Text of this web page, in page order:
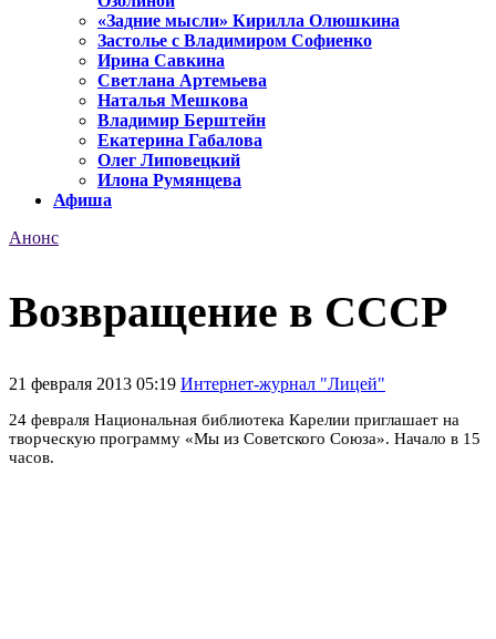
«Задние мысли» Кирилла Олюшкина
Застолье с Владимиром Софиенко
Ирина Савкина
Светлана Артемьева
Наталья Мешкова
Владимир Берштейн
Екатерина Габалова
Олег Липовецкий
Илона Румянцева
Афиша
Анонс
Возвращение в СССР
21 февраля 2013 05:19 Интернет-журнал "Лицей"
24 февраля Национальная библиотека Карелии приглашает на
творческую программу «Мы из Советского Союза». Начало в 15
часов.